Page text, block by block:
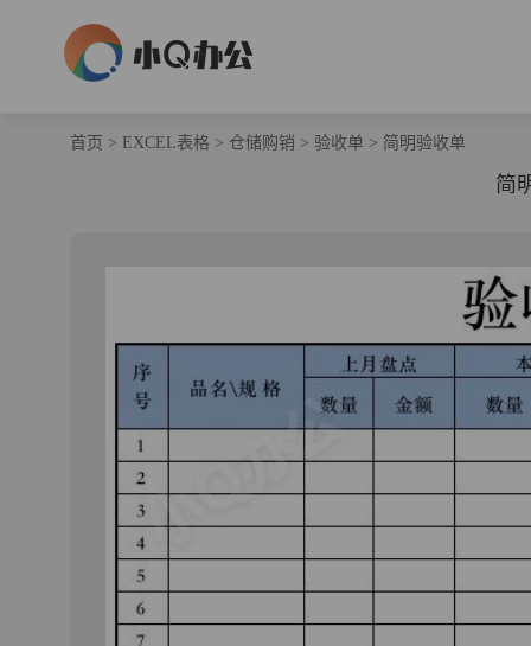
首页 > EXCEL表格 > 仓储购销 > 验收单 > 简明验收单
简